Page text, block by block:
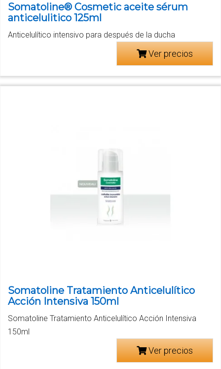
Somatoline® Cosmetic aceite sérum
anticelulitico 125ml
Anticelulítico intensivo para después de la ducha
Ver precios
Somatoline Tratamiento Anticelulítico
Acción Intensiva 150ml
Somatoline Tratamiento Anticelulítico Acción Intensiva
150ml
Ver precios